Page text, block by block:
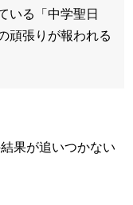
いる「中学聖日
頑張りが報われる
果が追いつかない